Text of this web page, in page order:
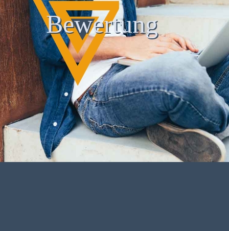
Bewertung